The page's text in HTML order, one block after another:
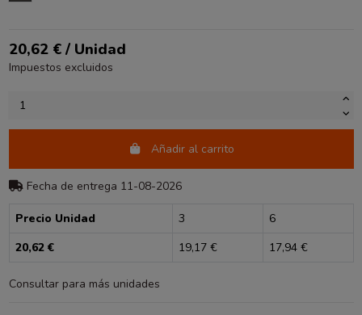
20,62 € / Unidad
Impuestos excluidos
Añadir al carrito
Fecha de entrega 11-08-2026
Precio Unidad 3
6
20,62 €
19,17 € 17,94 €
Consultar para más unidades